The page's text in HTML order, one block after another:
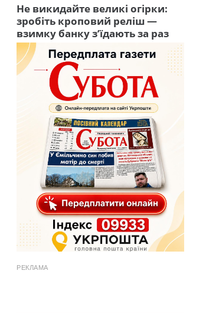
Не викидайте великі огірки:
зробіть кроповий реліш —
взимку банку з’їдають за раз
РЕКЛАМА